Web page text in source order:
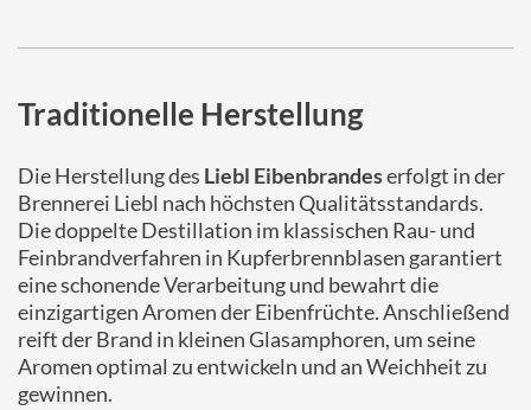
Traditionelle Herstellung
Die Herstellung des Liebl Eibenbrandeserfolgt in der
Brennerei Liebl nach höchsten Qualitätsstandards.
Die doppelte Destillation im klassischen Rau- und
Feinbrandverfahren in Kupferbrennblasen garantiert
eine schonende Verarbeitung und bewahrt die
einzigartigen Aromen der Eibenfrüchte. Anschließend
reift der Brand in kleinen Glasamphoren, um seine
Aromen optimal zu entwickeln und an Weichheit zu
gewinnen.